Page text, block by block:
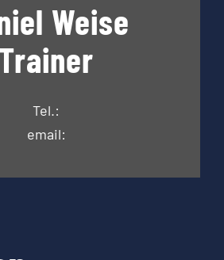
Weise
Trainer
Tel.:
email: